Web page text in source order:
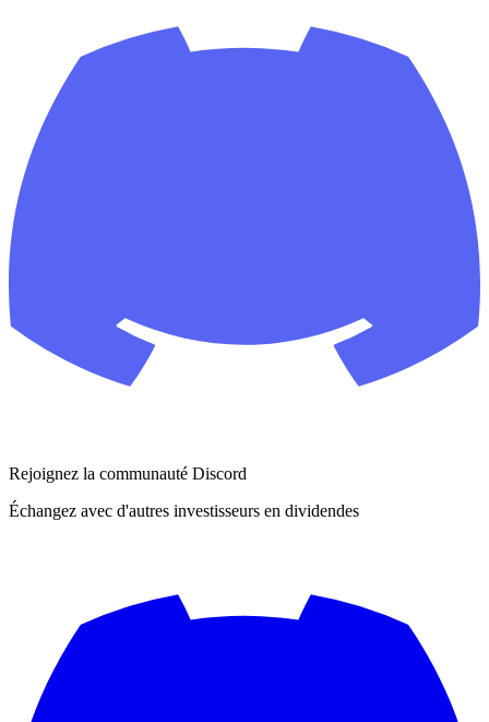
Rejoignez la communauté Discord
Échangez avec d'autres investisseurs en dividendes